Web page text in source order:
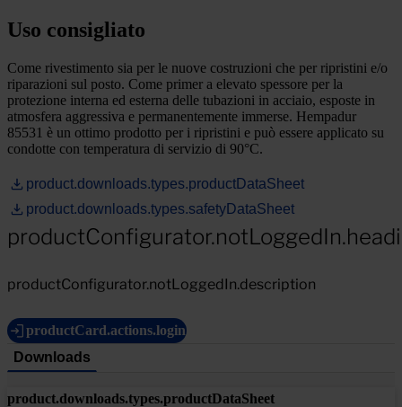
Uso consigliato
Come rivestimento sia per le nuove costruzioni che per ripristini e/o
riparazioni sul posto. Come primer a elevato spessore per la
protezione interna ed esterna delle tubazioni in acciaio, esposte in
atmosfera aggressiva e permanentemente immerse. Hempadur
85531 è un ottimo prodotto per i ripristini e può essere applicato su
condotte con temperatura di servizio di 90°C.
product.downloads.types.productDataSheet
product.downloads.types.safetyDataSheet
productConfigurator.notLoggedIn.description
productCard.actions.login
Downloads
product.downloads.types.productDataSheet